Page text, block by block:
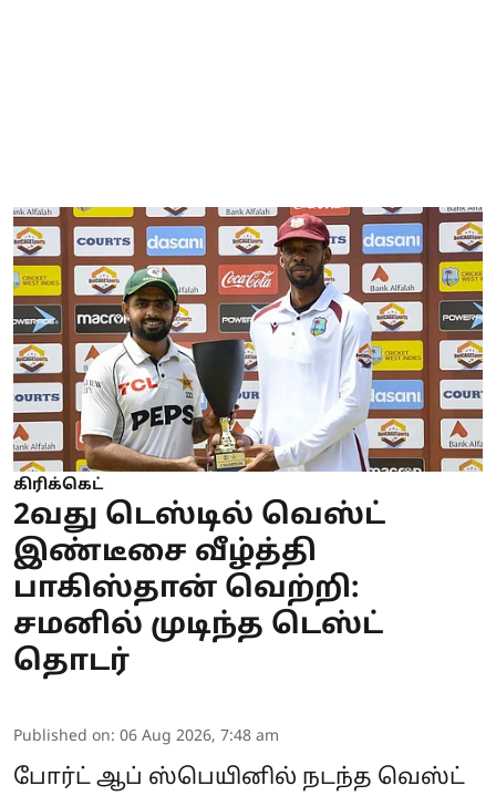
கிரிக்கெட்
2வது டெஸ்டில் வெஸ்ட்
இண்டீசை வீழ்த்தி
பாகிஸ்தான் வெற்றி:
சமனில் முடிந்த டெஸ்ட்
தொடர்
Published on: 06 Aug 2026, 7:48 am
போர்ட் ஆப் ஸ்பெயினில் நடந்த வெஸ்ட்